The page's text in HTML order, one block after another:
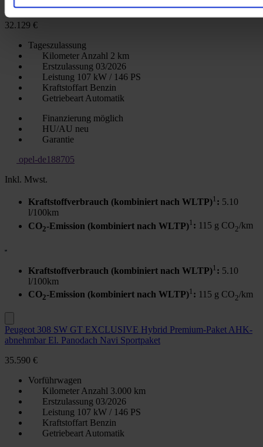
Surrounding Komfortpaket AHK-abnehmbar
32.129 €
Tageszulassung
Kilometer Anzahl 2 km
Erstzulassung 03/2026
Leistung 107 kW / 146 PS
Kraftstoffart Benzin
Getriebeart Automatik
Finanzierung möglich
HU/AU neu
Garantie
opel-de188705
Inkl. Mwst.
Kraftstoffverbrauch (kombiniert nach WLTP)1 : 5.10
l/100km
CO2-Emission (kombiniert nach WLTP)1 : 115 g CO2/km
Kraftstoffverbrauch (kombiniert nach WLTP)1 : 5.10
l/100km
CO2-Emission (kombiniert nach WLTP)1 : 115 g CO2/km
Peugeot 308 SW GT EXCLUSIVE Hybrid Premium-Paket AHK-
abnehmbar El. Panodach Navi Sportpaket
35.590 €
Vorführwagen
Kilometer Anzahl 3.000 km
Erstzulassung 03/2026
Leistung 107 kW / 146 PS
Kraftstoffart Benzin
Getriebeart Automatik